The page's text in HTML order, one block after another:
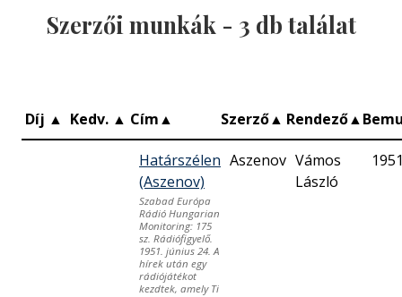
Szerzői munkák - 3 db találat
Díj ▲ Kedv. ▲ Cím▲ Szerző▲ Rendező▲
Határszélen
(Aszenov)
Szabad Európa
Rádió Hungarian
Monitoring: 175
sz. Rádiófigyelő.
1951. június 24. A
hírek után egy
rádiójátékot
kezdtek, amely Ti
Aszenov Vámos
László